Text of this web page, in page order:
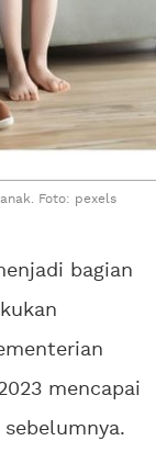
Foto: pexels
bagian
mencapai